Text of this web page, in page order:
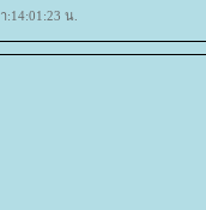
:14:01:23 น.